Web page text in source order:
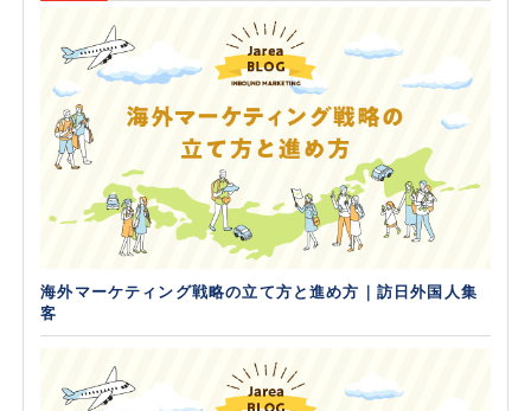
海外マーケティング戦略の立て方と進め方｜訪日外国人集
客